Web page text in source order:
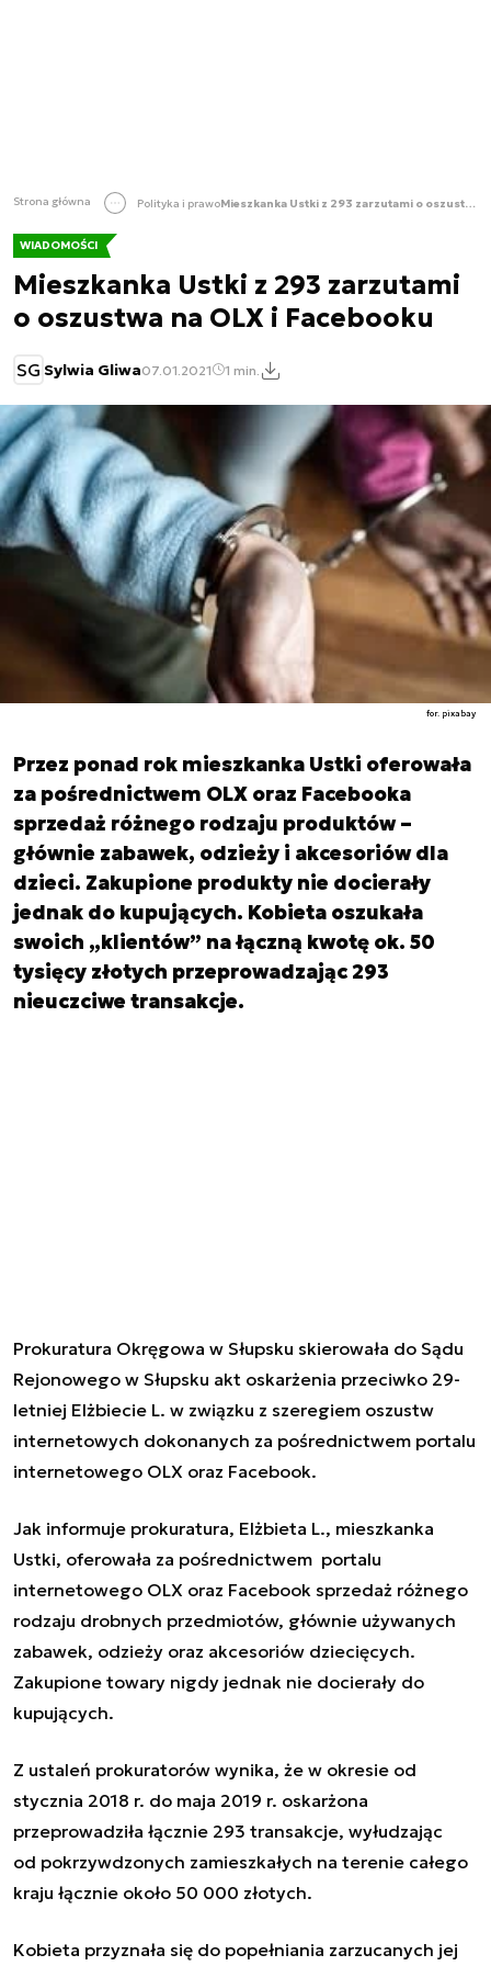
Strona główna Polityka i prawo Mieszkanka Ustki z 293 zarzutami o oszustwa na OLX i Facebooku
WIADOMOŚCI
Mieszkanka Ustki z 293 zarzutami
o oszustwa na OLX i Facebooku
SG Sylwia Gliwa07.01.2021 1 min.
for. pixabay
Przez ponad rok mieszkanka Ustki oferowała
za pośrednictwem OLX oraz Facebooka
sprzedaż różnego rodzaju produktów –
głównie zabawek, odzieży i akcesoriów dla
dzieci. Zakupione produkty nie docierały
jednak do kupujących. Kobieta oszukała
swoich „klientów” na łączną kwotę ok. 50
tysięcy złotych przeprowadzając 293
nieuczciwe transakcje.
Prokuratura Okręgowa w Słupsku skierowała do Sądu
Rejonowego w Słupsku akt oskarżenia przeciwko 29-
letniej Elżbiecie L. w związku z szeregiem oszustw
internetowych dokonanych za pośrednictwem portalu
internetowego OLX oraz Facebook.
Jak informuje prokuratura, Elżbieta L., mieszkanka
Ustki, oferowała za pośrednictwem portalu
internetowego OLX oraz Facebook sprzedaż różnego
rodzaju drobnych przedmiotów, głównie używanych
zabawek, odzieży oraz akcesoriów dziecięcych.
Zakupione towary nigdy jednak nie docierały do
kupujących.
Z ustaleń prokuratorów wynika, że w okresie od
stycznia 2018 r. do maja 2019 r. oskarżona
przeprowadziła łącznie 293 transakcje, wyłudzając
od pokrzywdzonych zamieszkałych na terenie całego
kraju łącznie około 50 000 złotych.
Kobieta przyznała się do popełniania zarzucanych jej